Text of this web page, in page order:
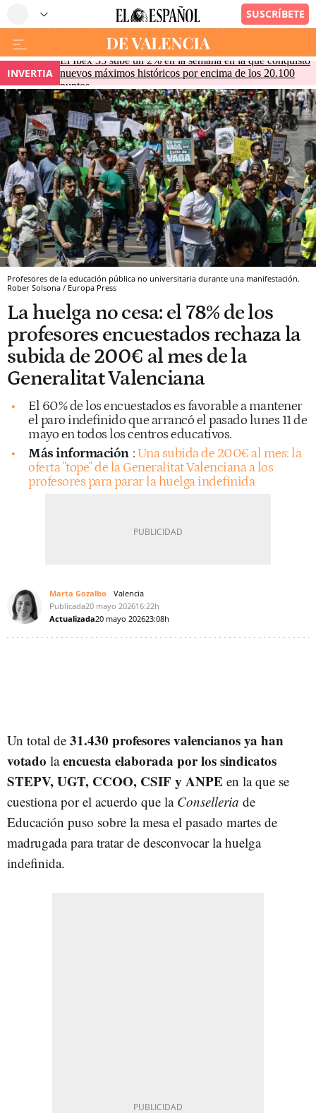
INVERTIA
El Ibex 35 sube un 2% en la semana en la que conquistó
nuevos máximos históricos por encima de los 20.100
puntos
Profesores de la educación pública no universitaria durante una manifestación.
Rober Solsona / Europa Press
La huelga no cesa: el 78% de los
profesores encuestados rechaza la
subida de 200€ al mes de la
Generalitat Valenciana
El 60% de los encuestados es favorable a mantener
el paro indefinido que arrancó el pasado lunes 11 de
mayo en todos los centros educativos.
Más información : Una subida de 200€ al mes: la
oferta "tope" de la Generalitat Valenciana a los
profesores para parar la huelga indefinida
Marta Gozalbo
Valencia
Publicada20 mayo 202616:22h
Actualizada20 mayo 202623:08h
Un total de 31.430 profesores valencianos ya han
votado laencuesta elaborada por los sindicatos
STEPV, UGT, CCOO, CSIF y ANPE en la que se
cuestiona por el acuerdo que la Conselleria de
Educación puso sobre la mesa el pasado martes de
madrugada para tratar de desconvocar la huelga
indefinida.